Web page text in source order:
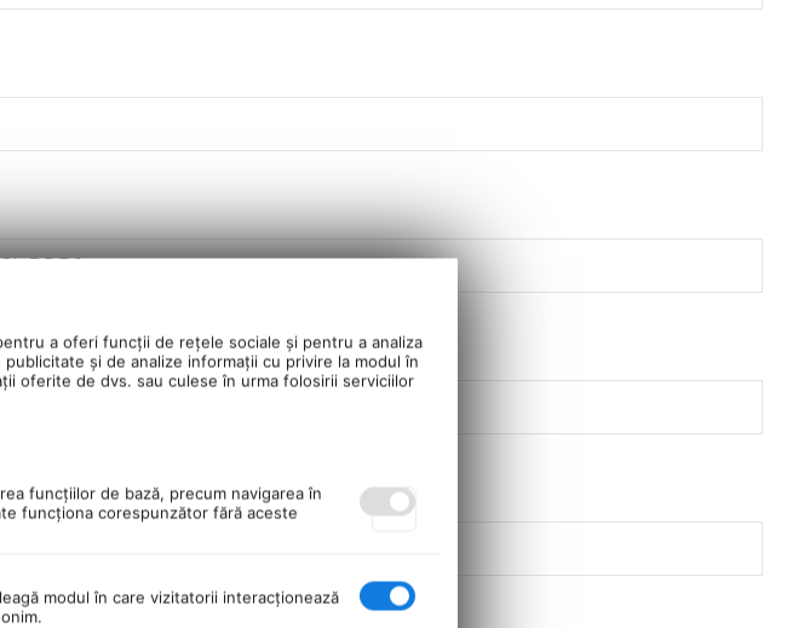
DDR3
a oferi funcții de rețele sociale și pentru a analiza
și de analize informații cu privire la modul în
oferite de dvs. sau culese în urma folosirii serviciilor
funcţiilor de bază, precum navigarea în
funcţiona corespunzător fără aceste
modul în care vizitatorii interacţionează